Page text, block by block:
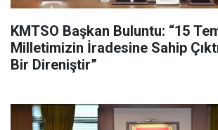
KMTSO Başkan Buluntu: “15
Milletimizin İradesine Sahip
Bir Direniştir”